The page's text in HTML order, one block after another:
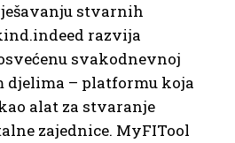
stvarnih
razvija
svakodnevnoj
djelima – platformu koja
alat za stvaranje
zajednice. MyFITool